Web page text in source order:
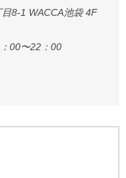
8-1 WACCA池袋 4F
00〜22：00